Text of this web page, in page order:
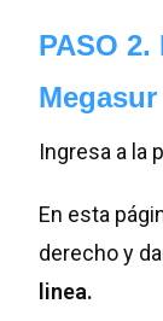
PASO
Megasur
Ingresa a la
En esta
derecho y
linea.